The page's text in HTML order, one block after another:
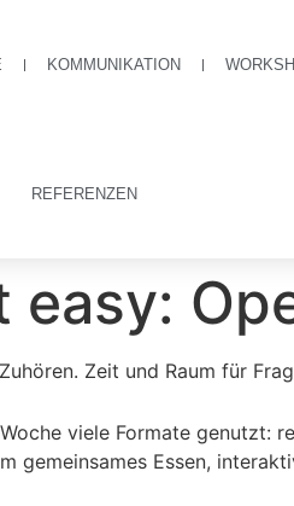
KOMMUNIKATION
REFERENZEN
Zeit und Raum für
viele Formate
gemeinsames Essen,